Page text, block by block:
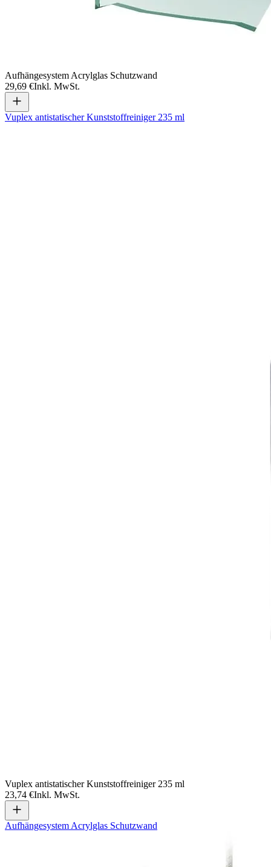
Aufhängesystem Acrylglas Schutzwand
29,69 €Inkl. MwSt.
Vuplex antistatischer Kunststoffreiniger 235 ml
Vuplex antistatischer Kunststoffreiniger 235 ml
23,74 €Inkl. MwSt.
Aufhängesystem Acrylglas Schutzwand